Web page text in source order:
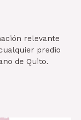
relevante
predio
de Quito.